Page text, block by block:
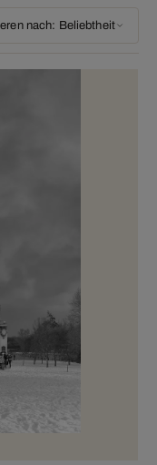
nach: Beliebtheit